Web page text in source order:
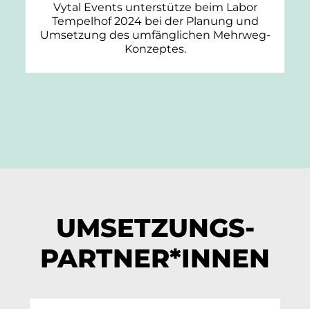
Vytal Events unterstütze beim Labor
Tempelhof 2024 bei der Planung und
Umsetzung des umfänglichen Mehrweg-
Konzeptes.
UMSETZUNGS-
PARTNER*INNEN